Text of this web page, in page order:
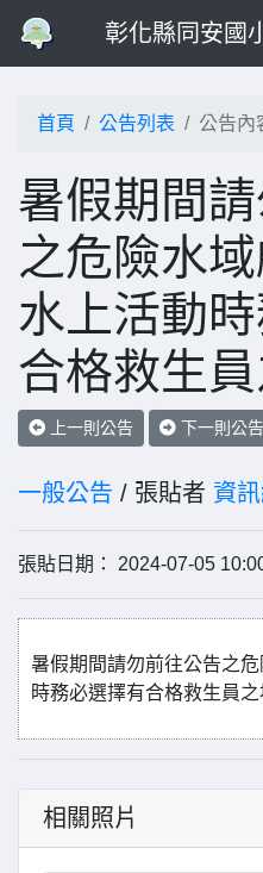
彰化縣同安國
首頁 公告列表 公告內
暑假期間
之危險水
水上活動
合格救生
上一則公告 下一則公告
一般公告 / 張貼者 資
張貼日期： 2024-07-05
暑假期間請勿前往公告之
時務必選擇有合格救生員
相關照片